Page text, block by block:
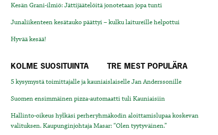
Kesän Grani-ilmiö: Jättijäätelöitä jonotetaan jopa tunti
Junaliikenteen kesätauko päättyi – kulku laitureille helpottui
Hyvää kesää!
KOLME SUOSITUINTA TRE MEST POPULÄRA
5 kysymystä toimittajalle ja kauniaislaiselle Jan Anderssonille
Suomen ensimmäinen pizza-automaatti tuli Kauniaisiin
Hallinto-oikeus hylkäsi perheryhmäkodin aloittamislupaa koskevan
valituksen. Kaupunginjohtaja Masar: “Olen tyytyväinen.”